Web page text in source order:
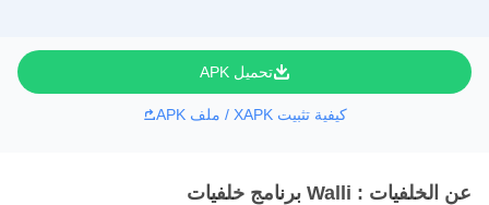
تحميل APK
كيفية تثبيت XAPK / ملف APK
عن الخلفيات : Walli برنامج خلفيات